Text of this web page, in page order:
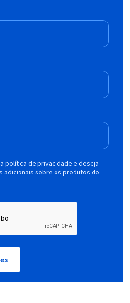
política de privacidade e deseja
adicionais sobre os produtos do